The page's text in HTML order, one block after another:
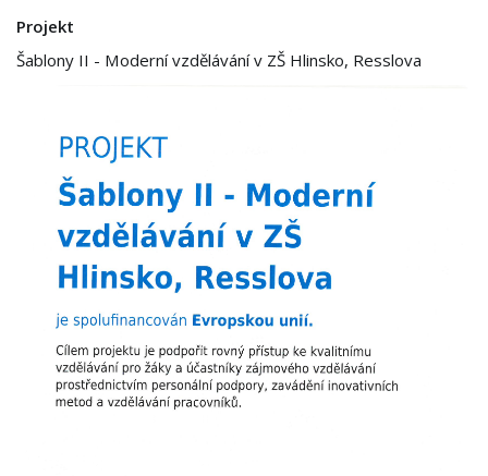
Projekt
Šablony II - Moderní vzdělávání v ZŠ Hlinsko, Resslova